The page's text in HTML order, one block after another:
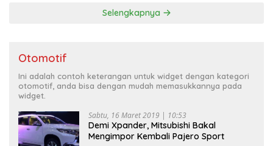
Selengkapnya
Otomotif
Ini adalah contoh keterangan untuk widget dengan kategori
otomotif, anda bisa dengan mudah memasukkannya pada
widget.
Sabtu, 16 Maret 2019 | 10:53
Demi Xpander, Mitsubishi Bakal
Mengimpor Kembali Pajero Sport